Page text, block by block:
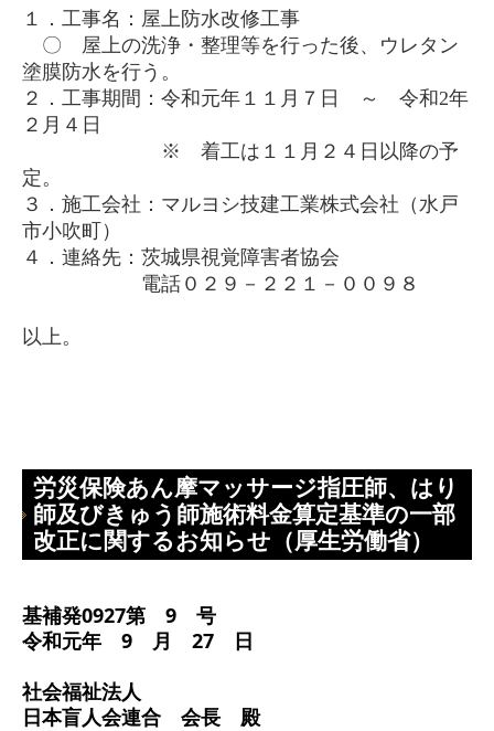
１．工事名：屋上防水改修工事
〇 屋上の洗浄・整理等を行った後、ウレタン
塗膜防水を行う。
２．工事期間：令和元年１１月７日 ～ 令和2年
２月４日
※ 着工は１１月２４日以降の予
定。
３．施工会社：マルヨシ技建工業株式会社（水戸
市小吹町）
４．連絡先：茨城県視覚障害者協会
電話０２９－２２１－００９８
以上。
労災保険あん摩マッサージ指圧師、はり
師及びきゅう師施術料金算定基準の一部
改正に関するお知らせ（厚生労働省）
基補発0927第 9 号
令和元年 9 月 27 日
社会福祉法人
日本盲人会連合 会長 殿